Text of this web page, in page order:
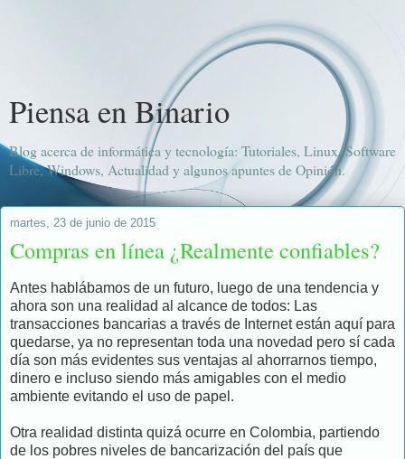
Piensa en Binario
Blog acerca de informática y tecnología: Tutoriales, Linux, Software
Libre, Windows, Actualidad y algunos apuntes de Opinión.
martes, 23 de junio de 2015
Compras en línea ¿Realmente confiables?
Antes hablábamos de un futuro, luego de una tendencia y
ahora son una realidad al alcance de todos: Las
transacciones bancarias a través de Internet están aquí para
quedarse, ya no representan toda una novedad pero sí cada
día son más evidentes sus ventajas al ahorrarnos tiempo,
dinero e incluso siendo más amigables con el medio
ambiente evitando el uso de papel.
Otra realidad distinta quizá ocurre en Colombia, partiendo
de los pobres niveles de bancarización del país que